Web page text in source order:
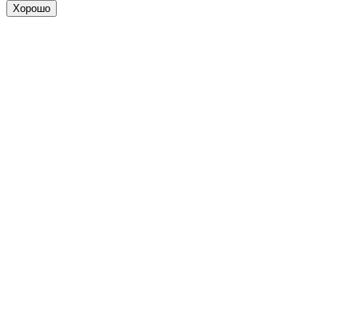
Хорошо